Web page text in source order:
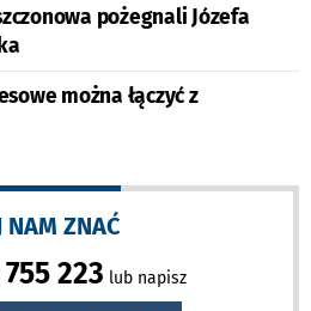
pożegnali Józefa
można łączyć z
NAM ZNAĆ
223 lub napisz